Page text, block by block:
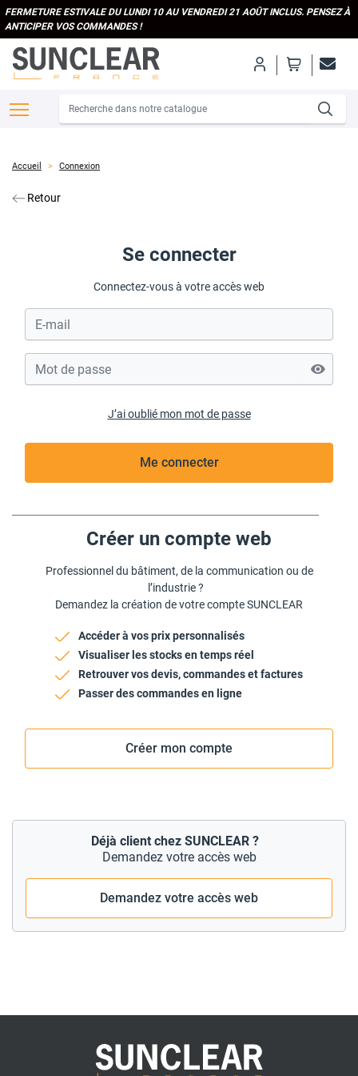
FERMETURE ESTIVALE DU LUNDI 10 AU VENDREDI 21 AOÛT INCLUS. PENSEZ À
ANTICIPER VOS COMMANDES !
Accueil Connexion
Retour
Se connecter
Connectez-vous à votre accès web
J’ai oublié mon mot de passe
Me connecter
Créer un compte web
Professionnel du bâtiment, de la communication ou de
l’industrie ?
Demandez la création de votre compte SUNCLEAR
Accéder à vos prix personnalisés
Visualiser les stocks en temps réel
Retrouver vos devis, commandes et factures
Passer des commandes en ligne
Créer mon compte
Déjà client chez SUNCLEAR ?
Demandez votre accès web
Demandez votre accès web